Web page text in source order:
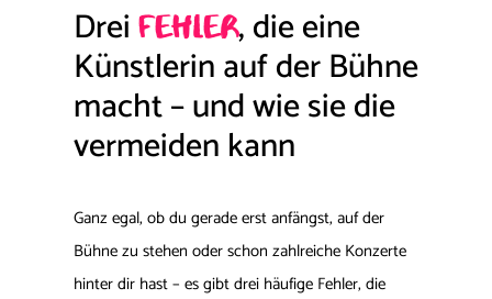
Drei Fehler, die eine
Künstlerin auf der Bühne
macht – und wie sie die
vermeiden kann
Ganz egal, ob du gerade erst anfängst, auf der
Bühne zu stehen oder schon zahlreiche Konzerte
hinter dir hast – es gibt drei häufige Fehler, die